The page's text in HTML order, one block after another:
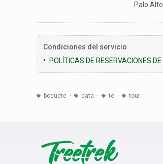
Palo
Condiciones del servicio
POLÍTICAS DE RESERVACIONES
boquete cata te tour